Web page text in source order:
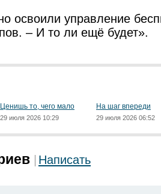
освоили управление
– И то ли ещё будет».
Ценишь то, чего мало
29 июля 2026 10:29
На шаг впереди
29 июля 2026 06:52
Написать